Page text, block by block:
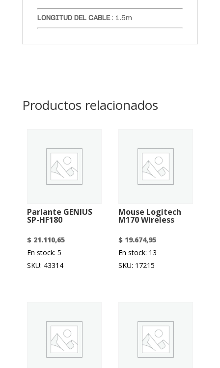
LONGITUD DEL CABLE : 1.5m
Productos relacionados
Parlante GENIUS
SP-HF180
$21.110,65
En stock: 5
SKU: 43314
Mouse Logitech
M170 Wireless
$ 19.674,95
En stock: 13
SKU: 17215